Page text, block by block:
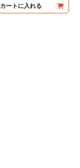
カートに入れる